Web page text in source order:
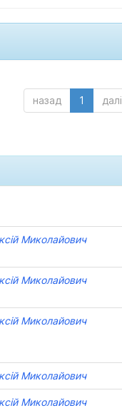
назад 1 далі
Миколайович
Миколайович
Миколайович
Миколайович
Миколайович